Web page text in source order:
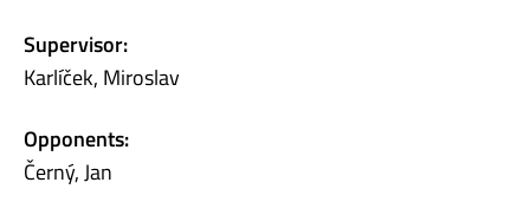
Supervisor:
Karlíček, Miroslav
Opponents:
Černý, Jan